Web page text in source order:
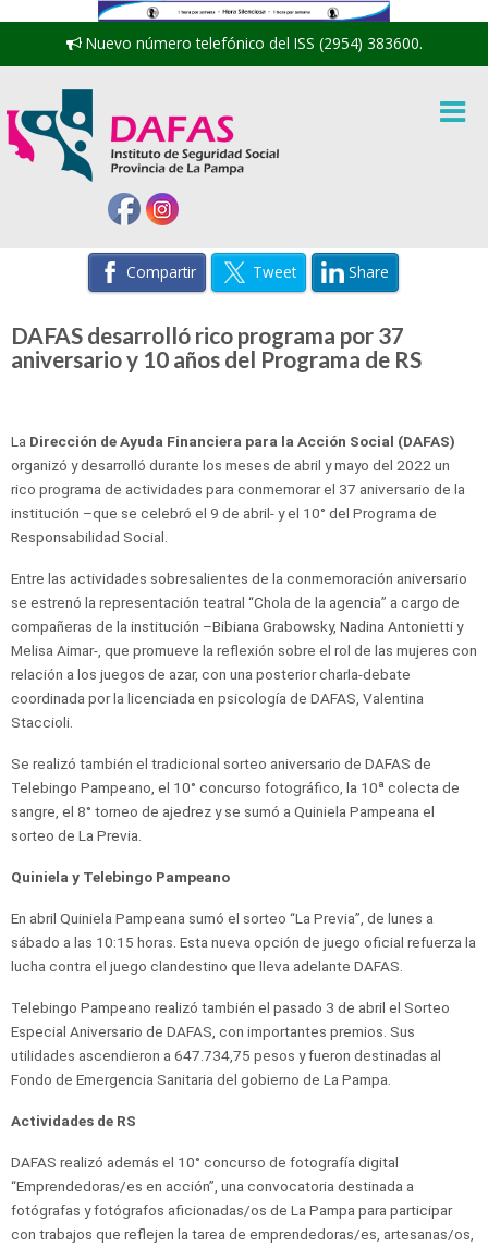
Nuevo número telefónico del ISS (2954) 383600.
Compartir Tweet Share
DAFAS desarrolló rico programa por 37
aniversario y 10 años del Programa de RS
La Dirección de Ayuda Financiera para la Acción Social (DAFAS)
organizó y desarrolló durante los meses de abril y mayo del 2022 un
rico programa de actividades para conmemorar el 37 aniversario de la
institución –que se celebró el 9 de abril- y el 10° del Programa de
Responsabilidad Social.
Entre las actividades sobresalientes de la conmemoración aniversario
se estrenó la representación teatral “Chola de la agencia” a cargo de
compañeras de la institución –Bibiana Grabowsky, Nadina Antonietti y
Melisa Aimar-, que promueve la reflexión sobre el rol de las mujeres con
relación a los juegos de azar, con una posterior charla-debate
coordinada por la licenciada en psicología de DAFAS, Valentina
Staccioli.
Se realizó también el tradicional sorteo aniversario de DAFAS de
Telebingo Pampeano, el 10° concurso fotográfico, la 10ª colecta de
sangre, el 8° torneo de ajedrez y se sumó a Quiniela Pampeana el
sorteo de La Previa.
Quiniela y Telebingo Pampeano
En abril Quiniela Pampeana sumó el sorteo “La Previa”, de lunes a
sábado a las 10:15 horas. Esta nueva opción de juego oficial refuerza la
lucha contra el juego clandestino que lleva adelante DAFAS.
Telebingo Pampeano realizó también el pasado 3 de abril el Sorteo
Especial Aniversario de DAFAS, con importantes premios. Sus
utilidades ascendieron a 647.734,75 pesos y fueron destinadas al
Fondo de Emergencia Sanitaria del gobierno de La Pampa.
Actividades de RS
DAFAS realizó además el 10° concurso de fotografía digital
“Emprendedoras/es en acción”, una convocatoria destinada a
fotógrafas y fotógrafos aficionadas/os de La Pampa para participar
con trabajos que reflejen la tarea de emprendedoras/es, artesanas/os,